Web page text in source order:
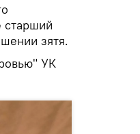
зятя.
УК